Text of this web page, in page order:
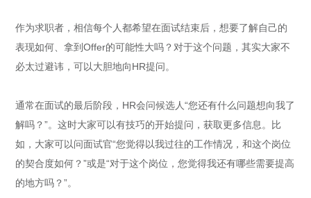
作为求职者，相信每个人都希望在面试结束后，想要了解自己的
表现如何、拿到Offer的可能性大吗？对于这个问题，其实大家不
必太过避讳，可以大胆地向HR提问。
通常在面试的最后阶段，HR会问候选人“您还有什么问题想向我了
解吗？”。这时大家可以有技巧的开始提问，获取更多信息。比
如，大家可以问面试官“您觉得以我过往的工作情况，和这个岗位
的契合度如何？”或是“对于这个岗位，您觉得我还有哪些需要提高
的地方吗？”。